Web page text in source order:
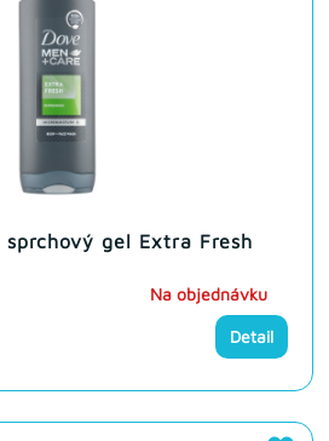
sprchový gel Extra Fresh
Na objednávku
Detail